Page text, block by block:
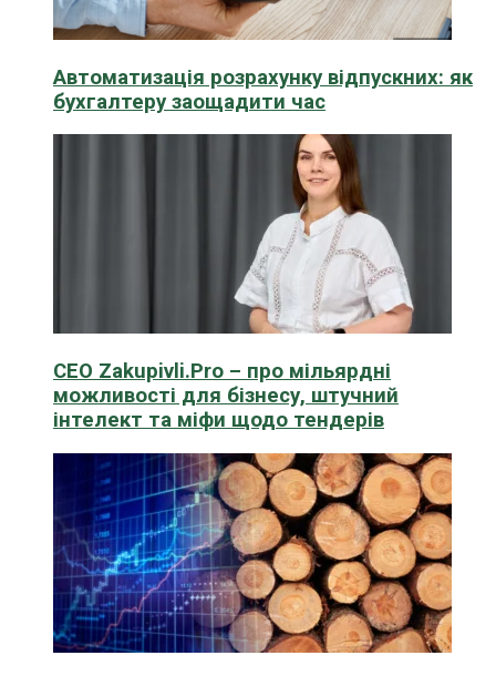
Автоматизація розрахунку відпускних: як
бухгалтеру заощадити час
CEO Zakupivli.Pro – про мільярдні
можливості для бізнесу, штучний
інтелект та міфи щодо тендерів